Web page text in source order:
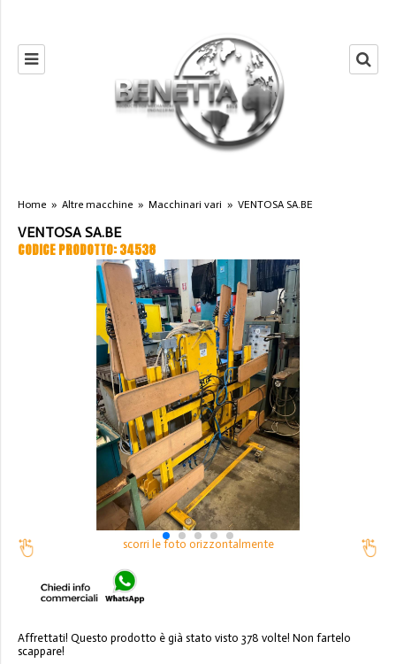
Home » Altre macchine » Macchinari vari » VENTOSA SA.BE
VENTOSA SA.BE
CODICE PRODOTTO: 34538
scorri le foto orizzontalmente
Affrettati! Questo prodotto è già stato visto 378 volte! Non fartelo
scappare!